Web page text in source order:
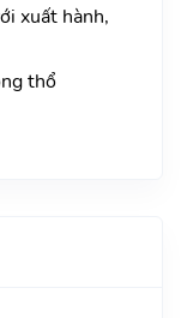
xuất hành,
thổ